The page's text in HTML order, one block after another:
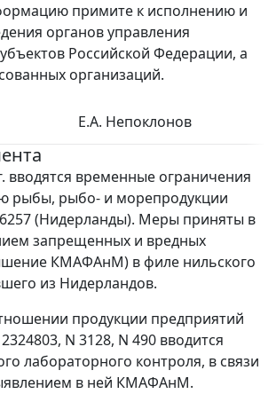
примите к исполнению и
органов управления
Российской Федерации, а
организаций.
Е.А. Непоклонов
вводятся временные ограничения
рыбы, рыбо- и морепродукции
(Нидерланды). Меры приняты в
запрещенных и вредных
КМАФАнМ) в филе нильского
из Нидерландов.
продукции предприятий
N 3128, N 490 вводится
лабораторного контроля, в связи
в ней КМАФАнМ.